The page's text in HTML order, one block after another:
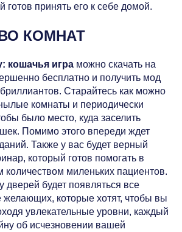
готов принять его к себе домой.
КОМНАТ
кошачья игра можно скачать на
бесплатно и получить мод
Старайтесь как можно
комнаты и периодически
было место, куда заселить
Помимо этого впереди ждет
Также у вас будет верный
который готов помогать в
количеством миленьких пациентов.
будет появляться все
которые хотят, чтобы вы
увлекательные уровни, каждый
об исчезновении вашей